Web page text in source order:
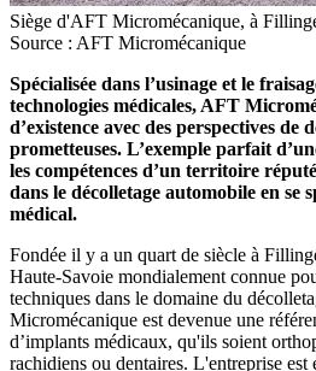
Siège d'AFT Micromécanique, à
Source : AFT Micromécanique
Spécialisée dans l’usinage et le
technologies médicales, AFT
d’existence avec des perspectives de
prometteuses. L’exemple parfait
les compétences d’un territoire
dans le décolletage automobile en se
médical.
Fondée il y a un quart de siècle à
Haute-Savoie mondialement connue
techniques dans le domaine du
Micromécanique est devenue une
d’implants médicaux, qu'ils soient
rachidiens ou dentaires. L'entreprise est